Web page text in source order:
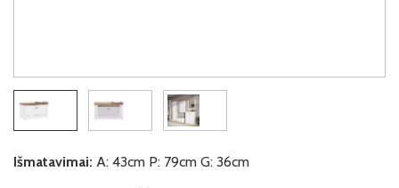
Išmatavimai: A: 43cm P: 79cm G: 36cm